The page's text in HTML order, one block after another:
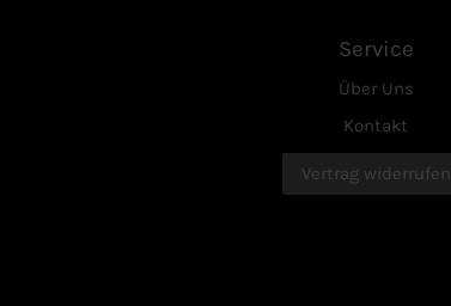
Service
Über Uns
Kontakt
Vertrag widerrufen